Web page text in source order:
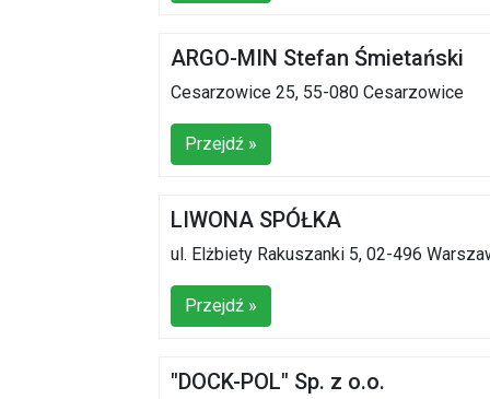
ARGO-MIN Stefan Śmietański
Cesarzowice 25, 55-080 Cesarzowice
Przejdź »
LIWONA SPÓŁKA
ul. Elżbiety Rakuszanki 5, 02-496
Przejdź »
"DOCK-POL" Sp. z o.o.